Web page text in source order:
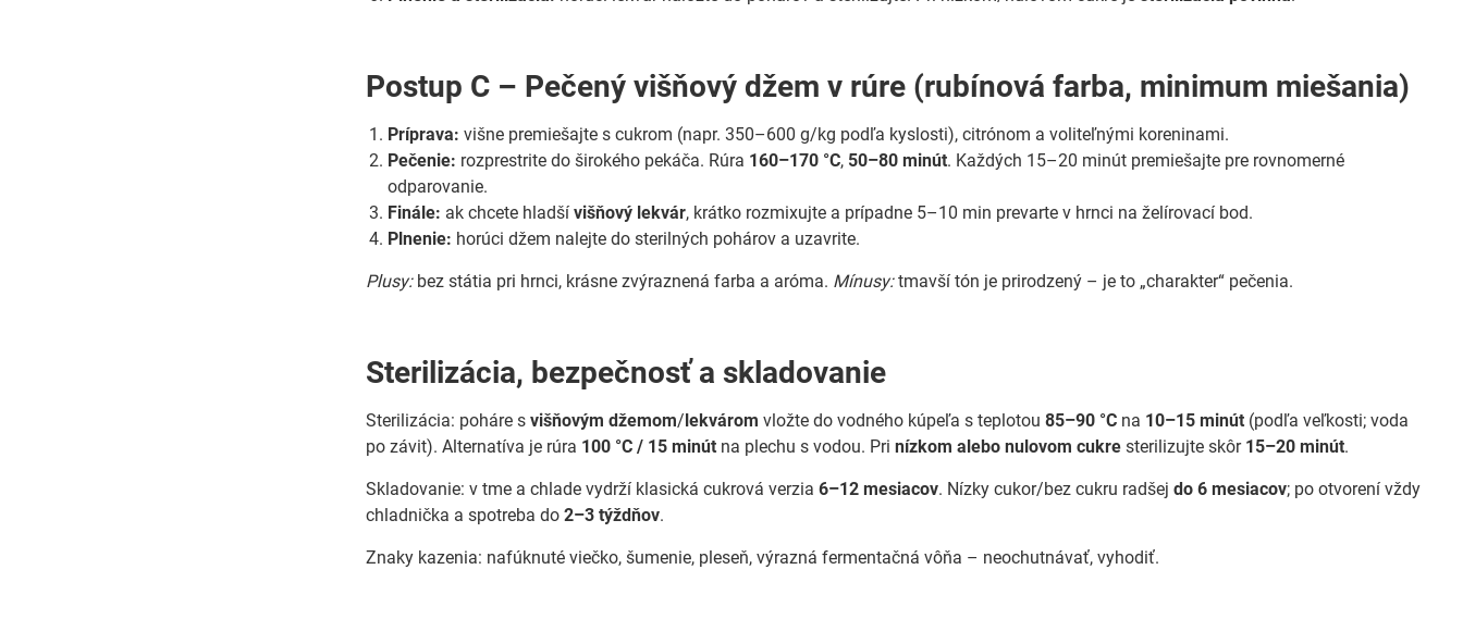
Postup C – Pečený višňový džem v rúre (rubínová farba, minimum miešania)
Príprava: višne premiešajte s cukrom (napr. 350–600 g/kg podľa kyslosti), citrónom a voliteľnými koreninami.
Pečenie: rozprestrite do širokého pekáča. Rúra 160–170 °C, 50–80 minút. Každých 15–20 minút premiešajte pre rovnomerné
odparovanie.
Finále: ak chcete hladšívišňový lekvár, krátko rozmixujte a prípadne 5–10 min prevarte v hrnci na želírovací bod.
Plnenie: horúci džem nalejte do sterilných pohárov a uzavrite.
Plusy:bez státia pri hrnci, krásne zvýraznená farba a aróma. Mínusy:tmavší tón je prirodzený – je to „charakter“ pečenia.
Sterilizácia, bezpečnosť a skladovanie
Sterilizácia: poháre svišňovým džemom/lekvárom vložte do vodného kúpeľa s teplotou85–90 °C na 10–15 minút (podľa veľkosti; voda
po závit). Alternatíva je rúra 100 °C / 15 minút na plechu s vodou. Prinízkom alebo nulovom cukre sterilizujte skôr 15–20 minút.
Skladovanie: v tme a chlade vydrží klasická cukrová verzia6–12 mesiacov. Nízky cukor/bez cukru radšejdo 6 mesiacov; po otvorení vždy
chladnička a spotreba do2–3 týždňov.
Znaky kazenia: nafúknuté viečko, šumenie, pleseň, výrazná fermentačná vôňa – neochutnávať, vyhodiť.